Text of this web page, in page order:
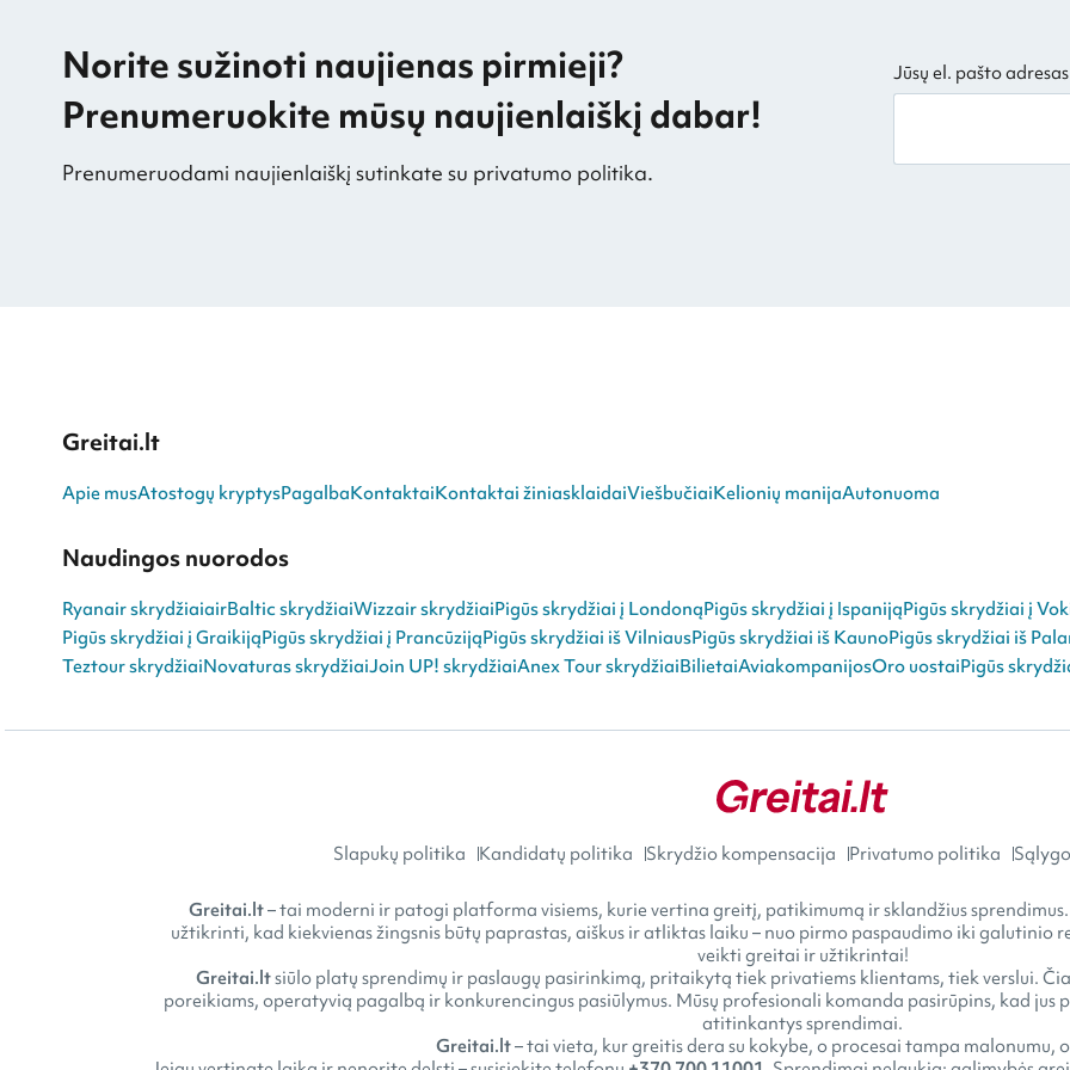
Norite sužinoti naujienas pirmieji?
Prenumeruokite mūsų naujienlaiškį dabar!
Prenumeruodami naujienlaiškį sutinkate su privatumo politika.
Jūsų el. pašto adresas
Greitai.lt
Apie musAtostogų kryptysPagalbaKontaktaiKontaktai žiniasklaidaiViešbučiaiKelionių manijaAutonuoma
Naudingos nuorodos
Ryanair skrydžiaiairBaltic skrydžiaiWizzair skrydžiaiPigūs skrydžiai į LondonąPigūs skrydžiai į IspanijąPigūs skrydžiai į
Pigūs skrydžiai į GraikijąPigūs skrydžiai į PrancūzijąPigūs skrydžiai iš VilniausPigūs skrydžiai iš KaunoPigūs skrydžiai iš
Teztour skrydžiaiNovaturas skrydžiaiJoin UP! skrydžiaiAnex Tour skrydžiaiBilietaiAviakompanijosOro uostaiPigūs
Slapukų politika Kandidatų politika Skrydžio kompensacija Privatumo politika
Greitai.lt– tai moderni ir patogi platforma visiems, kurie vertina greitį, patikimumą ir sklandžius
užtikrinti, kad kiekvienas žingsnis būtų paprastas, aiškus ir atliktas laiku – nuo pirmo paspaudimo iki galutinio
veikti greitai ir užtikrintai!
Greitai.ltsiūlo platų sprendimų ir paslaugų pasirinkimą, pritaikytą tiek privatiems klientams, tiek verslui.
poreikiams, operatyvią pagalbą ir konkurencingus pasiūlymus. Mūsų profesionali komanda pasirūpins, kad jus
atitinkantys sprendimai.
Greitai.lt– tai vieta, kur greitis dera su kokybe, o procesai tampa malonumu,